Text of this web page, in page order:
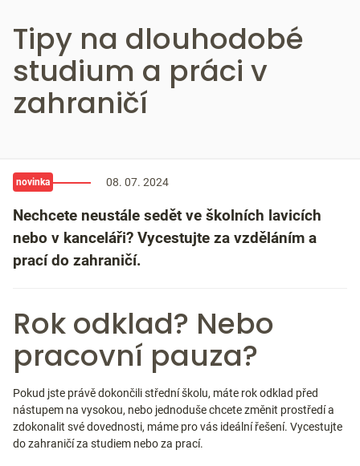
Tipy na dlouhodobé
studium a práci v
zahraničí
novinka 08. 07. 2024
Nechcete neustále sedět ve školních lavicích
nebo v kanceláři? Vycestujte za vzděláním a
prací do zahraničí.
Rok odklad? Nebo
pracovní pauza?
Pokud jste právě dokončili střední školu, máte rok odklad před
nástupem na vysokou, nebo jednoduše chcete změnit prostředí a
zdokonalit své dovednosti, máme pro vás ideální řešení. Vycestujte
do zahraničí za studiem nebo za prací.